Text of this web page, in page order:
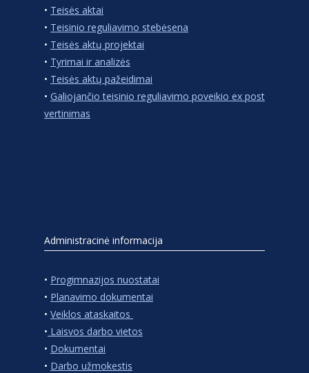
• Teisės aktai
• Teisinio reguliavimo stebėsena
• Teisės aktų projektai
• Tyrimai ir analizės
• Teisės aktų pažeidimai
• Galiojančio teisinio reguliavimo poveikio ex post
vertinimas
Administracinė informacija
• Progimnazijos nuostatai
• Planavimo dokumentai
• Veiklos ataskaitos
• Laisvos darbo vietos
• Dokumentai
• Darbo užmokestis